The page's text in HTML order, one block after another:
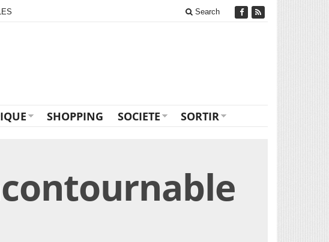
Search
SHOPPING SOCIETE SORTIR